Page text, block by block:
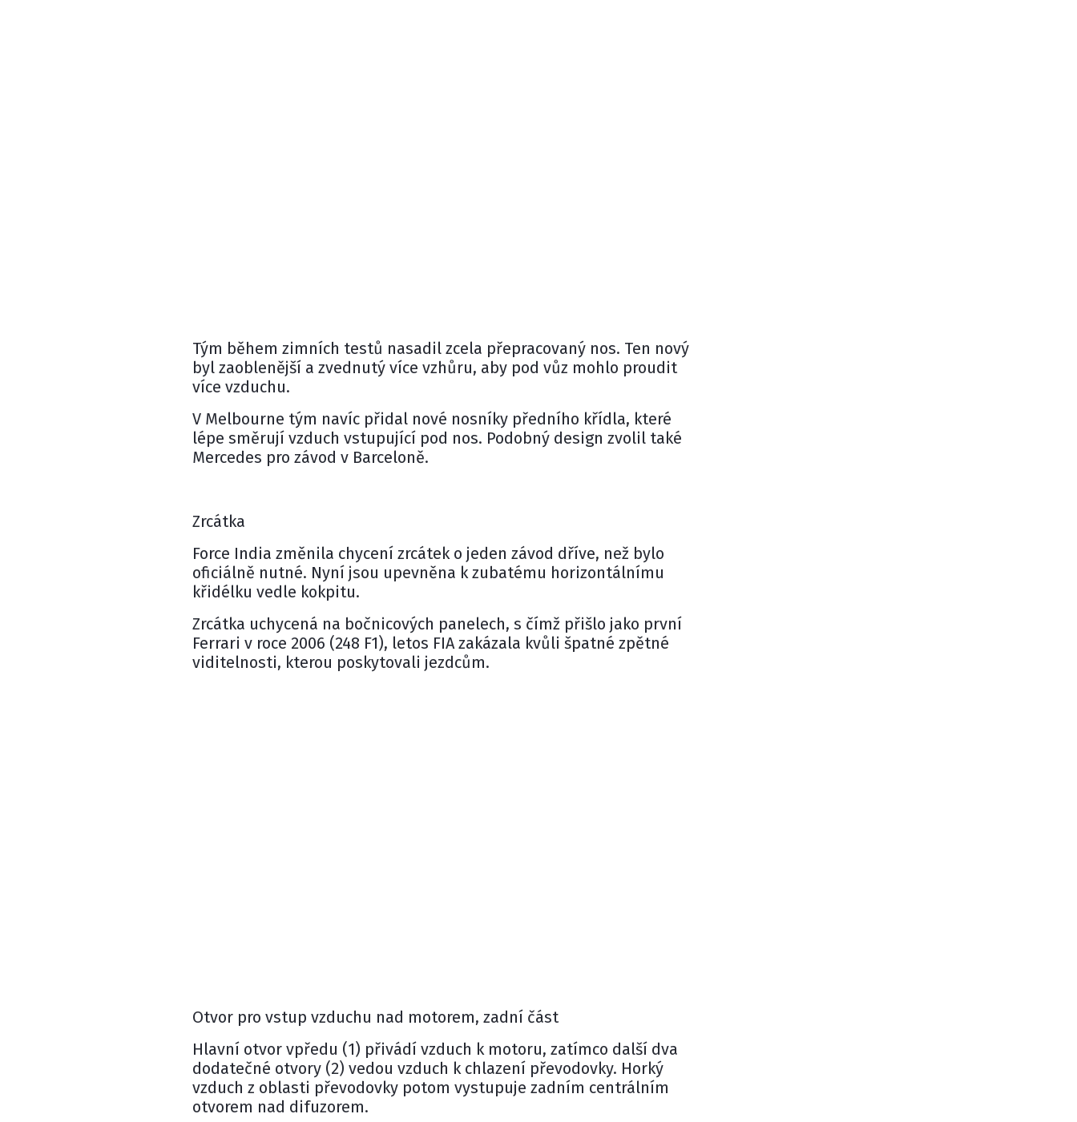
Tým během zimních testů nasadil zcela přepracovaný nos. Ten nový
byl zaoblenější a zvednutý více vzhůru, aby pod vůz mohlo proudit
více vzduchu.
V Melbourne tým navíc přidal nové nosníky předního křídla, které
lépe směrují vzduch vstupující pod nos. Podobný design zvolil také
Mercedes pro závod v Barceloně.
Zrcátka
Force India změnila chycení zrcátek o jeden závod dříve, než bylo
oficiálně nutné. Nyní jsou upevněna k zubatému horizontálnímu
křidélku vedle kokpitu.
Zrcátka uchycená na bočnicových panelech, s čímž přišlo jako první
Ferrari v roce 2006 (248 F1), letos FIA zakázala kvůli špatné zpětné
viditelnosti, kterou poskytovali jezdcům.
Otvor pro vstup vzduchu nad motorem, zadní část
Hlavní otvor vpředu (1) přivádí vzduch k motoru, zatímco další dva
dodatečné otvory (2) vedou vzduch k chlazení převodovky. Horký
vzduch z oblasti převodovky potom vystupuje zadním centrálním
otvorem nad difuzorem.